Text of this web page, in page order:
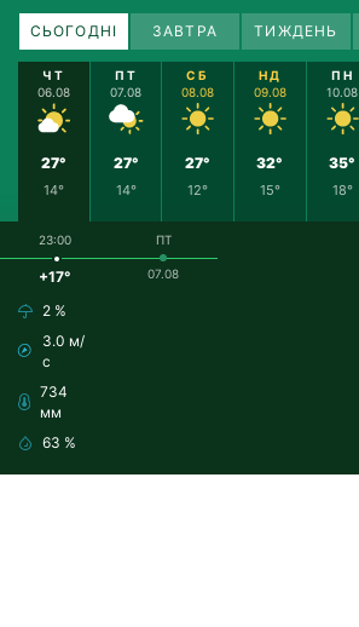
СЬОГОДНІ ЗАВТРА ТИЖДЕНЬ
ЧТ
06.08
27°
14°
ПТ
07.08
27°
14°
СБ
08.08
27°
12°
НД
09.08
32°
15°
ПН
10.08
35°
18°
23:00
+17°
2 %
3.0 м/
с
734
мм
63 %
ПТ
07.08